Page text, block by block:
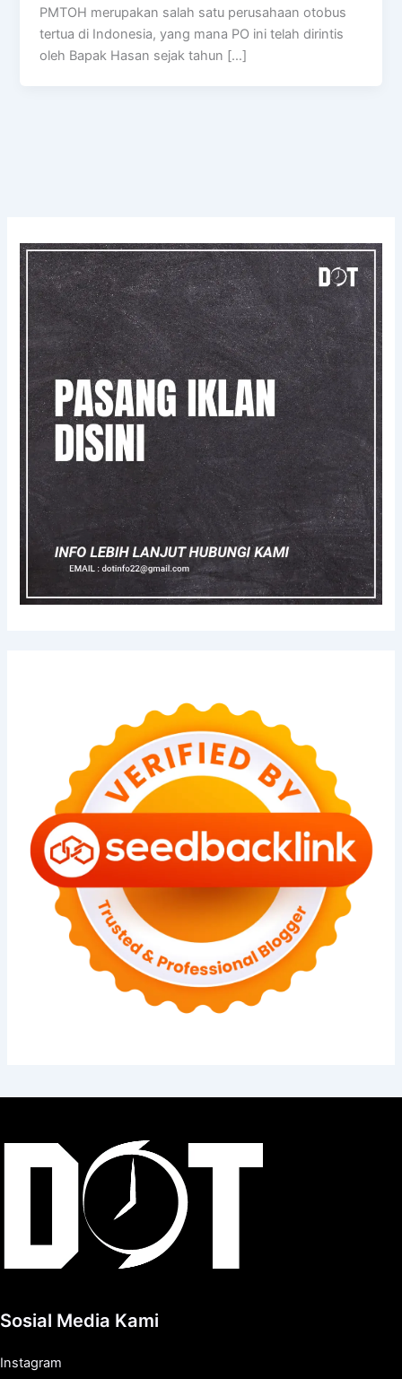
PMTOH merupakan salah satu perusahaan otobus
tertua di Indonesia, yang mana PO ini telah dirintis
oleh Bapak Hasan sejak tahun […]
Sosial Media Kami
Instagram